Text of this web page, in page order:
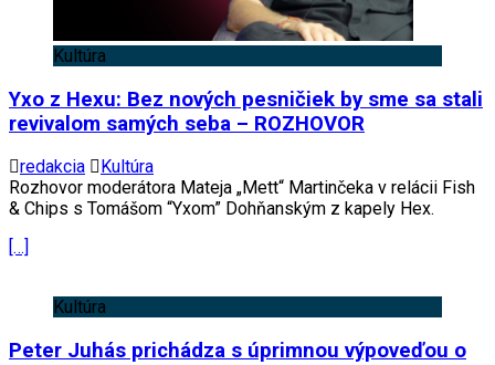
Kultúra
Yxo z Hexu: Bez nových pesničiek by sme sa stali
revivalom samých seba – ROZHOVOR
redakcia
Kultúra
Rozhovor moderátora Mateja „Mett“ Martinčeka v relácii Fish
& Chips s Tomášom “Yxom” Dohňanským z kapely Hex.
[…]
Kultúra
Peter Juhás prichádza s úprimnou výpoveďou o